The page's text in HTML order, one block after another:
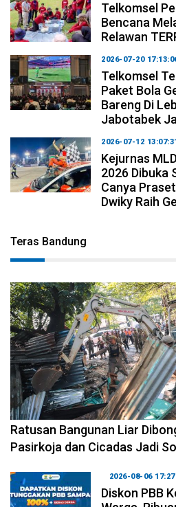
Telkomsel
Bencana
Relawan
2026-07-20
Telkomsel
Paket Bola
Bareng Di
Jabotabek
2026-07-12
Kejurnas
2026 Dibuka
Canya
Dwiky Raih
Teras Bandung
2026-08-06 17:34:08
Ratusan Bangunan Liar
Pasirkoja dan Cicadas Jadi
2026-08-06
Diskon PBB